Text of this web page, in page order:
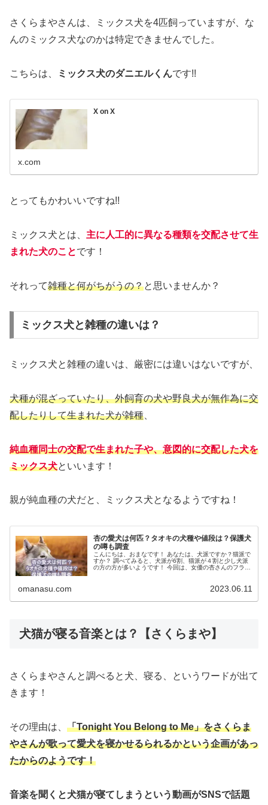
さくらまやさんは、ミックス犬を4匹飼っていますが、な
んのミックス犬なのかは特定できませんでした。
こちらは、 ミックス犬のダニエルくんです!!
X on X
x.com
とってもかわいいですね!!
ミックス犬とは、 主に人工的に異なる種類を交配させて生
まれた犬のことです！
それって雑種と何がちがうの？と思いませんか？
ミックス犬と雑種の違いは？
ミックス犬と雑種の違いは、厳密には違いはないですが、
犬種が混ざっていたり、外飼育の犬や野良犬が無作為に交
配したりして生まれた犬が雑種
純血種同士の交配で生まれた子や、意図的に交配した犬を
ミックス犬といいます！
親が純血種の犬だと、ミックス犬となるようですね！
杏の愛犬は何匹？タオキの犬種や値段は？保護犬
の噂も調査
こんにちは、おまなです！ あなたは、犬派ですか？猫派で
すか？ 調べてみると、犬派が6割、猫派が４割と少し犬派
の方の方が多いようです！ 今回は、女優の杏さんのフラン
omanasu.com 2023.06.11
犬猫が寝る音楽とは？【さくらまや】
さくらまやさんと調べると犬、寝る、というワードが出て
きます！
その理由は、 「Tonight You Belong to Me」をさくらま
やさんが歌って愛犬を寝かせるられるかという企画があっ
たからのようです！
音楽を聞くと犬猫が寝てしまうという動画がSNSで話題